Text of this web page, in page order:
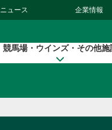
ニュース 企業情報
競馬場・ウインズ・その他施